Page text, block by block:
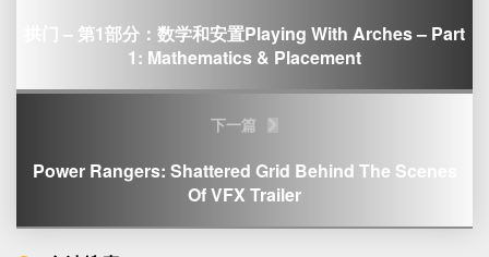
拱门 – 第1部分：数学和安置Playing With Arches – Part
1: Mathematics & Placement
下一篇
Power Rangers: Shattered Grid Behind The Scenes
Of VFX Trailer